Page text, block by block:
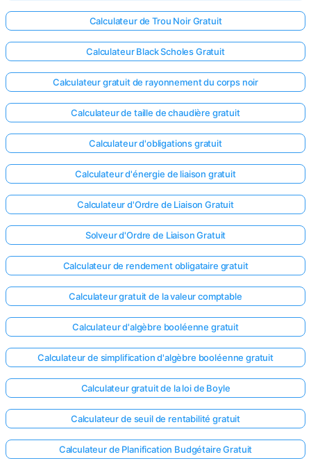
Calculateur de Trou Noir Gratuit
Calculateur Black Scholes Gratuit
Calculateur gratuit de rayonnement du corps noir
Calculateur de taille de chaudière gratuit
Calculateur d'obligations gratuit
Calculateur d'énergie de liaison gratuit
Calculateur d'Ordre de Liaison Gratuit
Solveur d'Ordre de Liaison Gratuit
Calculateur de rendement obligataire gratuit
Calculateur gratuit de la valeur comptable
Calculateur d'algèbre booléenne gratuit
Calculateur de simplification d'algèbre booléenne gratuit
Calculateur gratuit de la loi de Boyle
Calculateur de seuil de rentabilité gratuit
Calculateur de Planification Budgétaire Gratuit